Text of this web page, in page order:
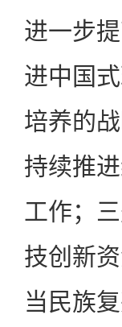
进一步
进中国
培养的
持续推
工作；
技创新
当民族